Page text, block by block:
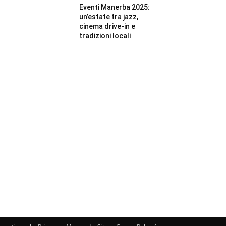
Eventi Manerba 2025:
un’estate tra jazz,
cinema drive-in e
tradizioni locali